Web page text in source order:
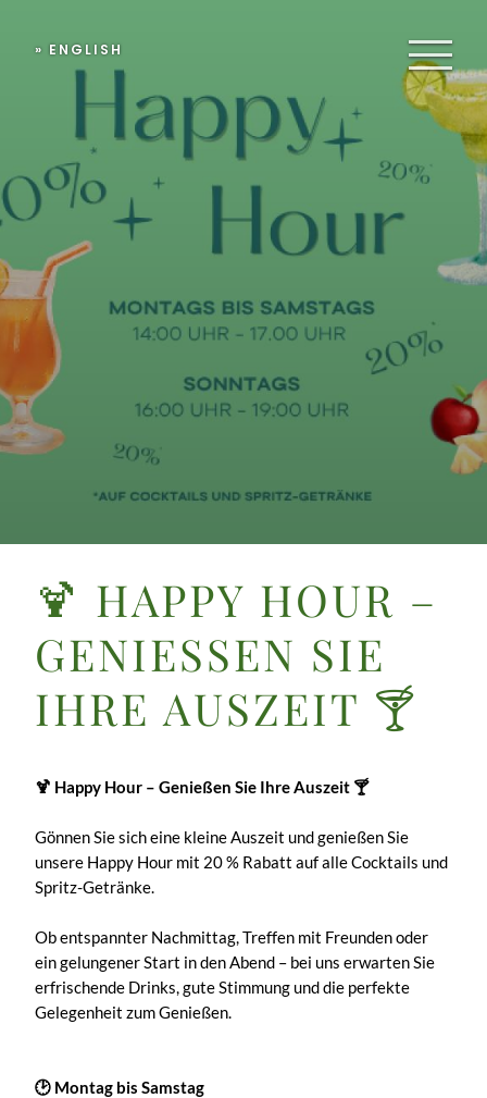
» ENGLISH
🍹 HAPPY HOUR –
GENIESSEN SIE I
HRE AUSZEIT 🍸
🍹 Happy Hour – Genießen Sie Ihre Auszeit 🍸
Gönnen Sie sich eine kleine Auszeit und genießen Sie
unsere Happy Hour mit 20 % Rabatt auf alle Cocktails und
Spritz-Getränke.
Ob entspannter Nachmittag, Treffen mit Freunden oder
ein gelungener Start in den Abend – bei uns erwarten Sie
erfrischende Drinks, gute Stimmung und die perfekte
Gelegenheit zum Genießen.
🕑 Montag bis Samstag